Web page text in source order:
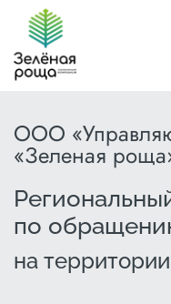
ООО
«Зеленая
по
на